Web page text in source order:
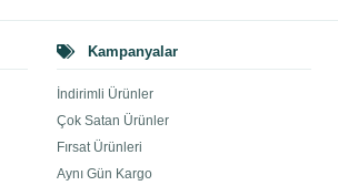
Kampanyalar
İndirimli Ürünler
Çok Satan Ürünler
Fırsat Ürünleri
Aynı Gün Kargo